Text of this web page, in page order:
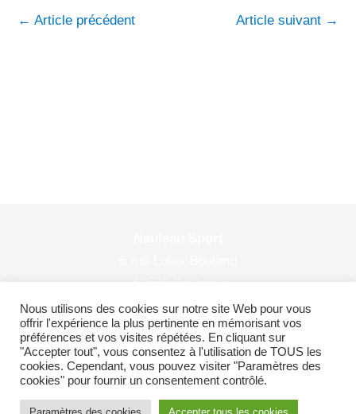
← Article précédent Article suivant →
© 2026 Nauleau Sport
Plan du site |Politiques de confidentialité
Nous utilisons des cookies sur notre site Web pour vous
offrir l'expérience la plus pertinente en mémorisant vos
préférences et vos visites répétées. En cliquant sur
"Accepter tout", vous consentez à l'utilisation de TOUS les
cookies. Cependant, vous pouvez visiter "Paramètres des
cookies" pour fournir un consentement contrôlé.